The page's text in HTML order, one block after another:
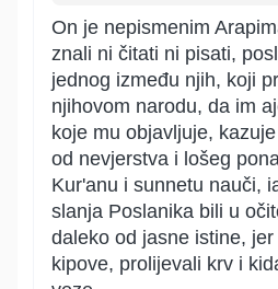
On je nepismenim
znali ni čitati ni pisati,
jednog između njih, koji
njihovom narodu, da im
koje mu objavljuje,
od nevjerstva i lošeg
Kur'anu i sunnetu nauči,
slanja Poslanika bili u
daleko od jasne istine,
kipove, prolijevali krv i